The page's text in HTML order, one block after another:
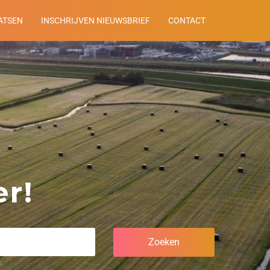
INSCHRIJVEN NIEUWSBRIEF CONTACT